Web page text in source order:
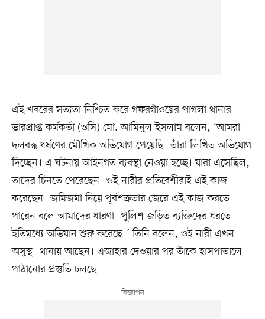
এই খবরের সত্যতা নিশ্চিত করে গফরগাঁওয়ের পাগলা থানার
ভারপ্রাপ্ত কর্মকর্তা (ওসি) মো. আমিনুল ইসলাম বলেন, ‘আমরা
দলবদ্ধ ধর্ষণের মৌখিক অভিযোগ পেয়েছি। তাঁরা লিখিত অভিযোগ
দিচ্ছেন। এ ঘটনায় আইনগত ব্যবস্থা নেওয়া হচ্ছে। যারা এসেছিল,
তাদের চিনতে পেরেছেন। ওই নারীর প্রতিবেশীরাই এই কাজ
করেছেন। জমিজমা নিয়ে পূর্বশত্রুতার জেরে এই কাজ করতে
পারেন বলে আমাদের ধারণা। পুলিশ জড়িত ব্যক্তিদের ধরতে
ইতিমধ্যে অভিযান শুরু করেছে।’ তিনি বলেন, ওই নারী এখন
অসুস্থ। থানায় আছেন। এজাহার দেওয়ার পর তাঁকে হাসপাতালে
পাঠানোর প্রস্তুতি চলছে।